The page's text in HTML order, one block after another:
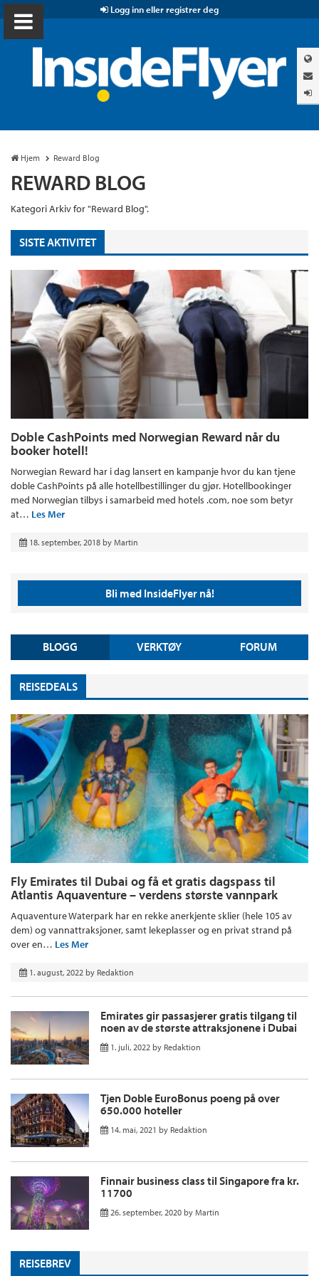
Logg inn eller registrer deg
Hjem Reward Blog
REWARD BLOG
Kategori Arkiv for "Reward Blog".
SISTE AKTIVITET
Doble CashPoints med Norwegian Reward når du
booker hotell!
Norwegian Reward har i dag lansert en kampanje hvor du kan tjene
doble CashPoints på alle hotellbestillinger du gjør. Hotellbookinger
med Norwegian tilbys i samarbeid med hotels .com, noe som betyr
at… Les Mer
18. september, 2018 by Martin
Bli med InsideFlyer nå!
BLOGG VERKTØY FORUM
REISEDEALS
Fly Emirates til Dubai og få et gratis dagspass til
Atlantis Aquaventure – verdens største vannpark
Aquaventure Waterpark har en rekke anerkjente sklier (hele 105 av
dem) og vannattraksjoner, samt lekeplasser og en privat strand på
over en… Les Mer
1. august, 2022 by Redaktion
Emirates gir passasjerer gratis tilgang til
noen av de største attraksjonene i Dubai
1. juli, 2022 by Redaktion
Tjen Doble EuroBonus poeng på over
650.000 hoteller
14. mai, 2021 by Redaktion
Finnair business class til Singapore fra kr.
11700
26. september, 2020 by Martin
REISEBREV